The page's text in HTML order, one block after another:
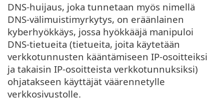
DNS-huijaus, joka tunnetaan myös nimellä
DNS-välimuistimyrkytys, on eräänlainen
kyberhyökkäys, jossa hyökkääjä manipuloi
DNS-tietueita (tietueita, joita käytetään
verkkotunnusten kääntämiseen IP-osoitteiksi
ja takaisin IP-osoitteista verkkotunnuksiksi)
ohjatakseen käyttäjät väärennetylle
verkkosivustolle.